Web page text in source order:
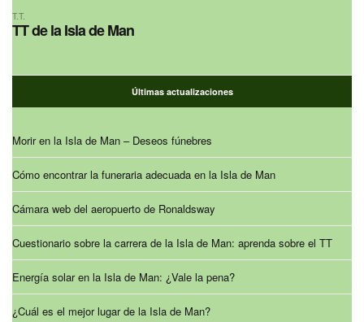
T.T.
TT de la Isla de Man
Últimas actualizaciones
Morir en la Isla de Man – Deseos fúnebres
Cómo encontrar la funeraria adecuada en la Isla de Man
Cámara web del aeropuerto de Ronaldsway
Cuestionario sobre la carrera de la Isla de Man: aprenda sobre el TT
Energía solar en la Isla de Man: ¿Vale la pena?
¿Cuál es el mejor lugar de la Isla de Man?